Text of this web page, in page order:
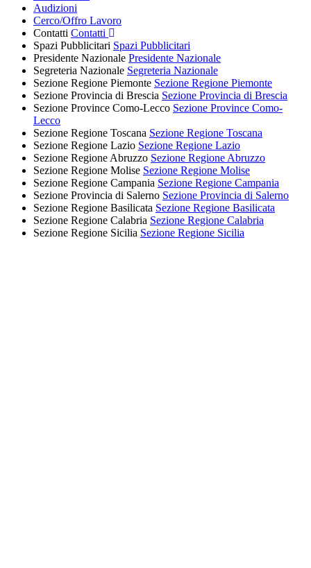
Audizioni
Cerco/Offro Lavoro
Contatti Contatti
Spazi Pubblicitari Spazi Pubblicitari
Presidente Nazionale Presidente Nazionale
Segreteria Nazionale Segreteria Nazionale
Sezione Regione Piemonte Sezione Regione Piemonte
Sezione Provincia di Brescia Sezione Provincia di Brescia
Sezione Province Como-Lecco Sezione Province Como-
Lecco
Sezione Regione Toscana Sezione Regione Toscana
Sezione Regione Lazio Sezione Regione Lazio
Sezione Regione Abruzzo Sezione Regione Abruzzo
Sezione Regione Molise Sezione Regione Molise
Sezione Regione Campania Sezione Regione Campania
Sezione Provincia di Salerno Sezione Provincia di Salerno
Sezione Regione Basilicata Sezione Regione Basilicata
Sezione Regione Calabria Sezione Regione Calabria
Sezione Regione Sicilia Sezione Regione Sicilia